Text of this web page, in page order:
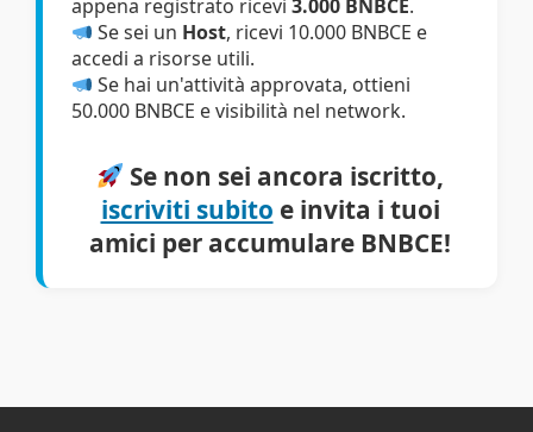
appena registrato ricevi 3.000 BNBCE.
Se sei un Host, ricevi 10.000 BNBCE e
accedi a risorse utili.
Se hai un'attività approvata, ottieni
50.000 BNBCE e visibilità nel network.
Se non sei ancora iscritto,
iscriviti subito e invita i tuoi
amici per accumulare BNBCE!